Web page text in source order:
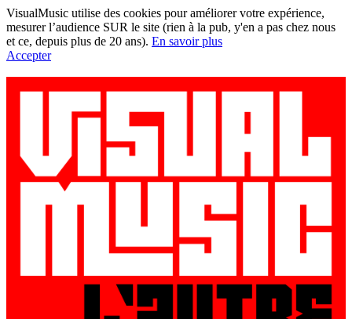
VisualMusic utilise des cookies pour améliorer votre expérience,
mesurer l’audience SUR le site (rien à la pub, y'en a pas chez nous
et ce, depuis plus de 20 ans). En savoir plus
Accepter